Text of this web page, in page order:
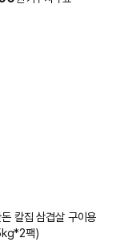
은 비중
돈 칼집 삼겹살 구이용
팩)